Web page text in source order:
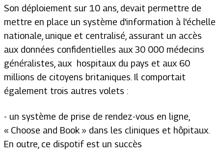
Son déploiement sur 10 ans, devait permettre de
mettre en place un système d'information à l'échelle
nationale, unique et centralisé, assurant un accès
aux données confidentielles aux 30 000 médecins
généralistes, aux hospitaux du pays et aux 60
millions de citoyens britaniques. Il comportait
également trois autres volets :
- un système de prise de rendez-vous en ligne,
« Choose and Book » dans les cliniques et hôpitaux.
En outre, ce dispotif est un succès